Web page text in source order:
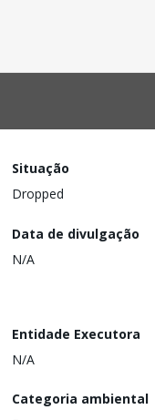
Situação
Dropped
Data de divulgação
N/A
Entidade Executora
N/A
Categoria ambiental